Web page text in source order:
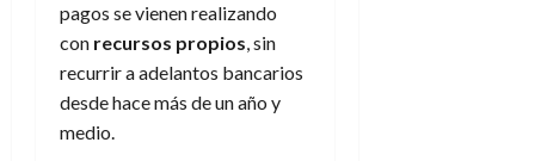
pagos se vienen realizando
con recursos propios, sin
recurrir a adelantos bancarios
desde hace más de un año y
medio.